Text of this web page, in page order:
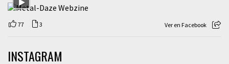
77 3 Ver en Facebook
INSTAGRAM